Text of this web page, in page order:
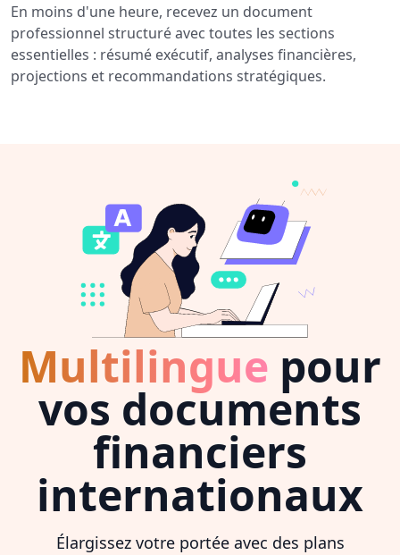
En moins d'une heure, recevez un document
professionnel structuré avec toutes les sections
essentielles : résumé exécutif, analyses financières,
projections et recommandations stratégiques.
Multilingue pour
vos documents
financiers
internationaux
Élargissez votre portée avec des plans